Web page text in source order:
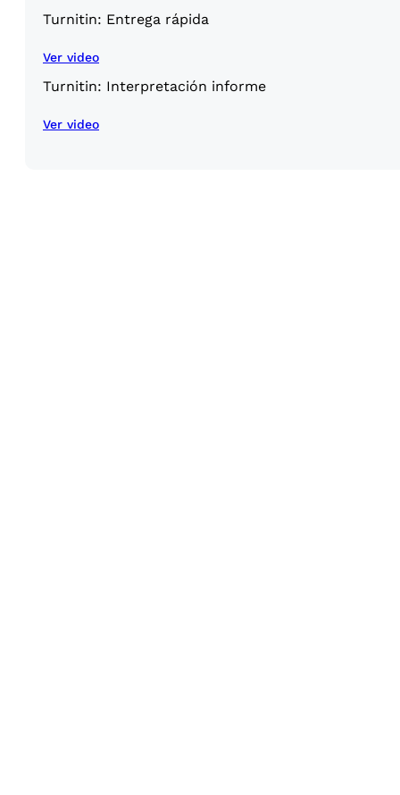
Turnitin: Entrega rápida
Ver video
Turnitin: Interpretación informe
Ver video